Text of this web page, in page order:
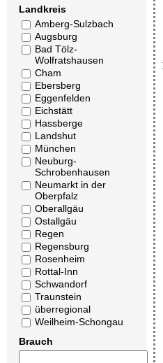
Landkreis
Amberg-Sulzbach
Augsburg
Bad Tölz-
Wolfratshausen
Cham
Ebersberg
Eggenfelden
Eichstätt
Hassberge
Landshut
München
Neuburg-
Schrobenhausen
Neumarkt in der
Oberpfalz
Oberallgäu
Ostallgäu
Regen
Regensburg
Rosenheim
Rottal-Inn
Schwandorf
Traunstein
überregional
Weilheim-Schongau
Brauch